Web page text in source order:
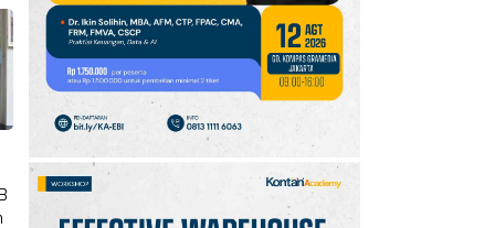
Swasembada Pangan
Nasional